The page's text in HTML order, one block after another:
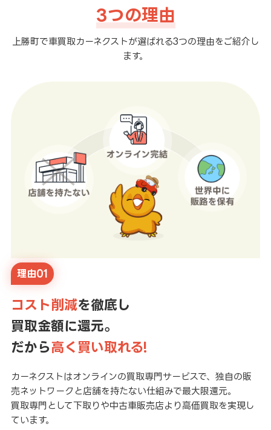
3つの理由
上勝町で車買取カーネクストが選ばれる3つの理由をご紹介し
ます。
理由01
コスト削減を徹底し
買取金額に還元。
だから高く買い取れる!
カーネクストはオンラインの買取専門サービスで、独自の販
売ネットワークと店舗を持たない仕組みで最大限還元。
買取専門として下取りや中古車販売店より高価買取を実現し
ています。